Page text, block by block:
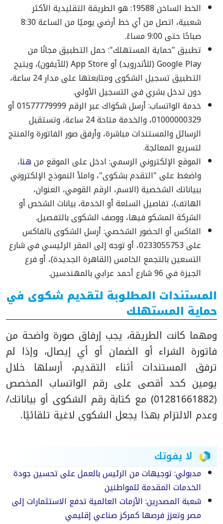
الخط الساخن 19588: هو الطريقة التقليدية الأكثر
شعبية، اتصل من أي خط أرضي يوميًا من الساعة 8:30
صباحًا حتى 9:00 مساءً.
تطبيق "حماية المستهلك": حمل التطبيق مجانًا من
Google Play (للأندرويد) أو App Store (للآيفون)، ويتيح
التطبيق تسجيل الشكوى ومتابعتها على مدار 24 ساعة،
دون تدخل بشري في التسجيل الأولي.
خدمة الواتساب: أرسل شكواك عبر الرقم 01577779999 أو
01000000329، والخدمة متاحة 24 ساعة، وتستقبل
الرسائل والمستندات مباشرة، وأرفق صور الفاتورة والمنتج
لتسريع المعالجة.
الموقع الإلكتروني الرسمي: ادخل على الموقع منهنا،
واضغط على "التقدم بشكوى"، واملأ النموذج الإلكتروني
ببياناتك الشخصية (الاسم، الرقم القومي، العنوان،
الهاتف)، تفاصيل السلعة أو الخدمة، بيانات الشخص أو
الشركة المشكو فيها، ووصف الشكوى بالتفصيل.
الفاكس أو الحضور الشخصي: أرسل الشكوى بالفاكس
على 0233055753، أو توجه إلى المقر الرئيسي في شارع
التسعين بالتجمع الخامس (القاهرة الجديدة)، أو فرع
الجيزة في 96 شارع أحمد عرابي بالمهندسين.
المستندات المطلوبة لتقديم شكوى في
حماية المستهلك
ومهما كانت الطريقة، يجب إرفاق صورة واضحة من
فاتورة الشراء أو الضمان أو أي إيصال، وإذا لم
ترفق المستندات أثناء التقديم، أرسلها خلال
يومين كحد أقصى على رقم الواتساب المخصص
(01281661882) مع كتابة رقم الشكوى أو بياناتك/
وعدم الالتزام بهذا يجعل الشكوى لاغية تلقائيًا.
لا يفوتك
مدبولي: توجيهات من الرئيس بالعمل على تحسين جودة
الخدمات المقدمة للمواطنين
شعبة المصدرين: الأزمات العالمية تدفع الاستثمارات إلى
مصر وتعزز فرصها كمركز صناعي إقليمي